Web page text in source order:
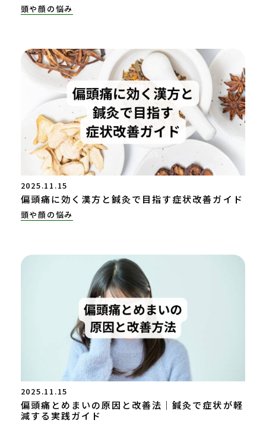
頭や顔の悩み
2025.11.15
偏頭痛に効く漢方と鍼灸で目指す症状改善ガイド
頭や顔の悩み
2025.11.15
偏頭痛とめまいの原因と改善法｜鍼灸で症状が軽
減する実践ガイド